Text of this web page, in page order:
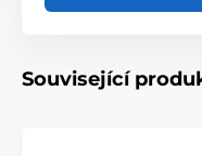
Související